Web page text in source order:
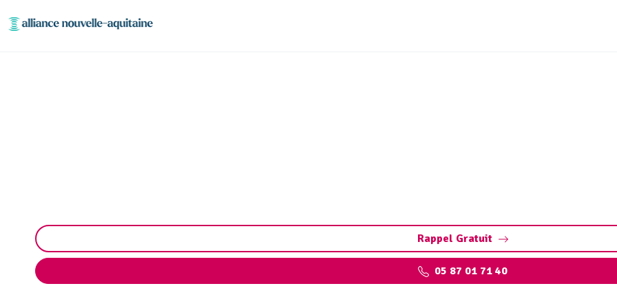
Rappel Gratuit
05 87 01 71 40